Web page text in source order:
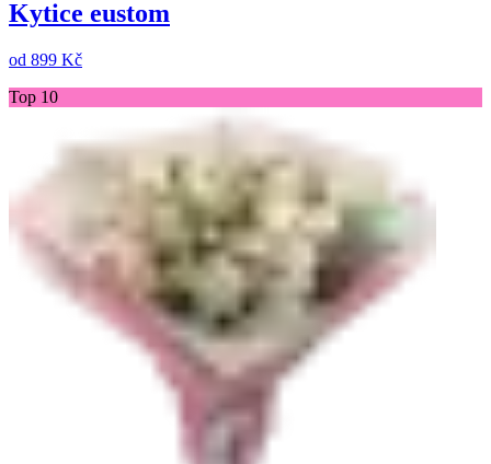
Kytice eustom
od 899 Kč
Top 10